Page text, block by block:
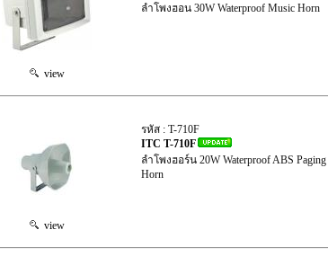
view
ลำโพงฮอน 30W Waterproof Music Horn
view
รหัส : T-710F
ITC T-710F
ลำโพงฮอร์น 20W Waterproof ABS Paging
Horn